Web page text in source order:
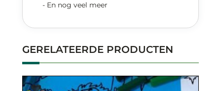
- En nog veel meer
GERELATEERDE PRODUCTEN